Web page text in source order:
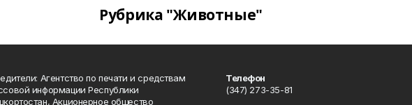
Рубрика "Животные"
Агентство по печати и средствам
информации Республики
Акционерное общество
Телефон
(347) 273-35-81